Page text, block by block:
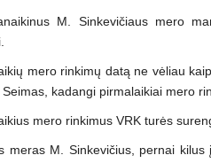
M. Sinkevičiaus mero
mero rinkimų datą ne vėliau
kadangi pirmalaikiai mero
mero rinkimus VRK turės
meras M. Sinkevičius, pernai